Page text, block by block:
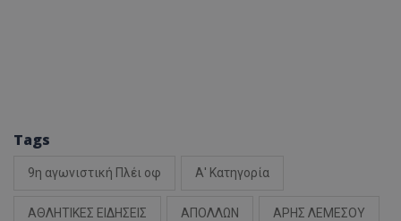
Tags
9η αγωνιστική Πλέι οφ Α' Κατηγορία
ΑΘΛΗΤΙΚΕΣ ΕΙΔΗΣΕΙΣ ΑΠΟΛΛΩΝ ΑΡΗΣ ΛΕΜΕΣΟΥ